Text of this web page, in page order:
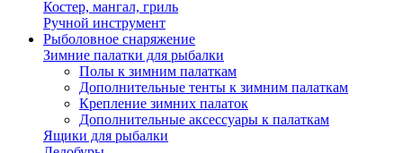
Костер, мангал, гриль
Ручной инструмент
Рыболовное снаряжение
Зимние палатки для рыбалки
Полы к зимним палаткам
Дополнительные тенты к зимним палаткам
Крепление зимних палаток
Дополнительные аксессуары к палаткам
Ящики для рыбалки